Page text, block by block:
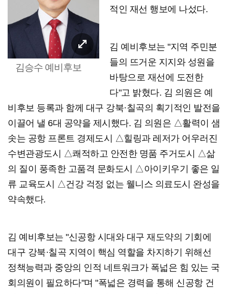
김승수 예비후보
적인 재선 행보에 나섰다.
김 예비후보는 "지역 주민분
들의 뜨거운 지지와 성원을
바탕으로 재선에 도전한
다"고 밝혔다. 김 의원은 예
비후보 등록과 함께 대구 강북·칠곡의 획기적인 발전을
이끌어 낼 6대 공약을 제시했다. 김 의원은 △활력이 샘
솟는 공항 프론트 경제도시 △힐링과 레저가 어우러진
수변관광도시 △쾌적하고 안전한 명품 주거도시 △삶
의 질이 풍족한 고품격 문화도시 △아이키우기 좋은 일
류 교육도시 △건강 걱정 없는 웰니스 의료도시 완성을
약속했다.
김 예비후보는 "신공항 시대와 대구 재도약의 기회에
대구 강북·칠곡 지역이 핵심 역할을 차지하기 위해선
정책능력과 중앙의 인적 네트워크가 폭넓은 힘 있는 국
회의원이 필요하다"며 "폭넓은 경력을 통해 신공항 건